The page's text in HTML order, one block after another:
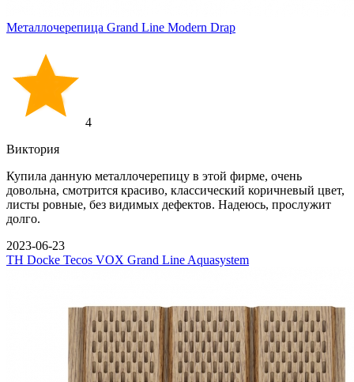
Металлочерепица Grand Line Modern Drap
4
Виктория
Купила данную металлочерепицу в этой фирме, очень
довольна, смотрится красиво, классический коричневый цвет,
листы ровные, без видимых дефектов. Надеюсь, прослужит
долго.
2023-06-23
ТН Docke Tecos VOX Grand Line Aquasystem